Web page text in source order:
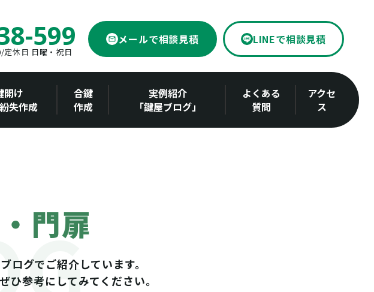
599
定休日 日曜・祝日
メールで相談見積 LINEで相談見積
開け
失作成
合鍵
作成
実例紹介
「鍵屋ブログ」
よくある
質問
アクセ
ス
門扉
ログでご紹介しています。
ひ参考にしてみてください。